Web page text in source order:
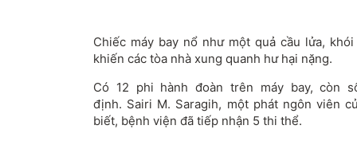
Chiếc máy bay nổ như một quả cầu lửa,
khiến các tòa nhà xung quanh hư hại nặng.
Có 12 phi hành đoàn trên máy bay, còn
định. Sairi M. Saragih, một phát ngôn viên
biết, bệnh viện đã tiếp nhận 5 thi thể.